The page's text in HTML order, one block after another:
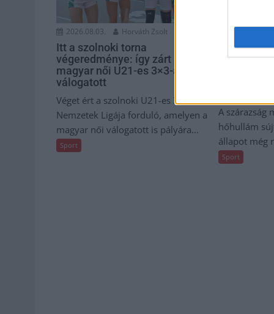
2026.08.03. Horváth Zsolt
Itt a szolnoki torna
végeredménye: így zárt a
magyar női U21-es 3×3-as
válogatott
Véget ért a szolnoki U21-es 3×3-as
Nemzetek Ligája forduló, amelyen a
magyar női válogatott is pályára...
Sport
2026.08.03.
Nem
is hunyt
A szárazság
hőhullám
állapot még
Sport